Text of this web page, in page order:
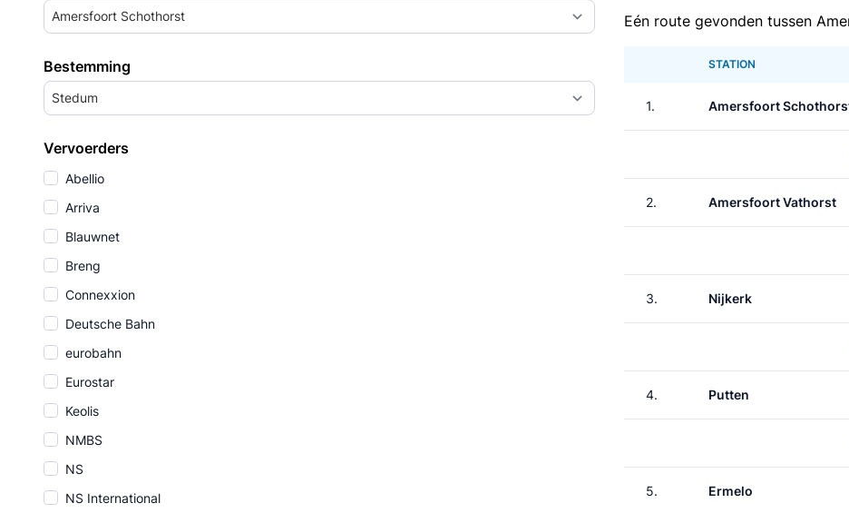
Amersfoort Schothorst
Bestemming
Stedum
Vervoerders
Abellio
Arriva
Blauwnet
Breng
Connexxion
Deutsche Bahn
eurobahn
Eurostar
Keolis
NMBS
NS
NS International
Eén route gevonden tussen
STATION
1. Amersfoort
2. Amersfoort Vathorst
3. Nijkerk
4. Putten
5. Ermelo